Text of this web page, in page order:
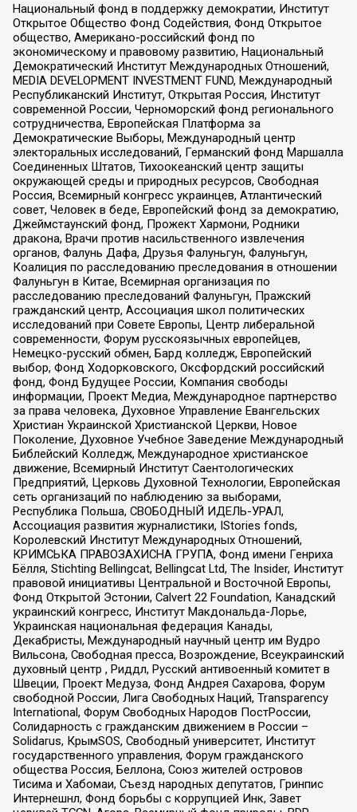
Национальный фонд в поддержку демократии, Институт
Открытое Общество Фонд Содействия, Фонд Открытое
общество, Американо-российский фонд по
экономическому и правовому развитию, Национальный
Демократический Институт Международных Отношений,
MEDIA DEVELOPMENT INVESTMENT FUND, Международный
Республиканский Институт, Открытая Россия, Институт
современной России, Черноморский фонд регионального
сотрудничества, Европейская Платформа за
Демократические Выборы, Международный центр
электоральных исследований, Германский фонд Маршалла
Соединенных Штатов, Тихоокеанский центр защиты
окружающей среды и природных ресурсов, Свободная
Россия, Всемирный конгресс украинцев, Атлантический
совет, Человек в беде, Европейский фонд за демократию,
Джеймстаунский фонд, Прожект Хармони, Родники
дракона, Врачи против насильственного извлечения
органов, Фалунь Дафа, Друзья Фалуньгун, Фалуньгун,
Коалиция по расследованию преследования в отношении
Фалуньгун в Китае, Всемирная организация по
расследованию преследований Фалуньгун, Пражский
гражданский центр, Ассоциация школ политических
исследований при Совете Европы, Центр либеральной
современности, Форум русскоязычных европейцев,
Немецко-русский обмен, Бард колледж, Европейский
выбор, Фонд Ходорковского, Оксфордский российский
фонд, Фонд Будущее России, Компания свободы
информации, Проект Медиа, Международное партнерство
за права человека, Духовное Управление Евангельских
Христиан Украинской Христианской Церкви, Новое
Поколение, Духовное Учебное Заведение Международный
Библейский Колледж, Международное христианское
движение, Всемирный Институт Саентологических
Предприятий, Церковь Духовной Технологии, Европейская
сеть организаций по наблюдению за выборами,
Республика Польша, СВОБОДНЫЙ ИДЕЛЬ-УРАЛ,
Ассоциация развития журналистики, IStories fonds,
Королевский Институт Международных Отношений,
КРИМСЬКА ПРАВОЗАХИСНА ГРУПА, Фонд имени Генриха
Бёлля, Stichting Bellingcat, Bellingcat Ltd, The Insider, Институт
правовой инициативы Центральной и Восточной Европы,
Фонд Открытой Эстонии, Calvert 22 Foundation, Канадский
украинский конгресс, Институт Макдональда-Лорье,
Украинская национальная федерация Канады,
Декабристы, Международный научный центр им Вудро
Вильсона, Свободная пресса, Возрождение, Всеукраинский
духовный центр , Риддл, Русский антивоенный комитет в
Швеции, Проект Медуза, Фонд Андрея Сахарова, Форум
свободной России, Лига Свободных Наций, Transparеncy
International, Форум Свободных Народов ПостРоссии,
Солидарность с гражданским движением в России –
Solidarus, КрымSOS, Свободный университет, Институт
государственного управления, Форум гражданского
общества Россия, Беллона, Союз жителей островов
Тисима и Хабомаи, Съезд народных депутатов, Гринпис
Интернешнл, Фонд борьбы с коррупцией Инк, Завет